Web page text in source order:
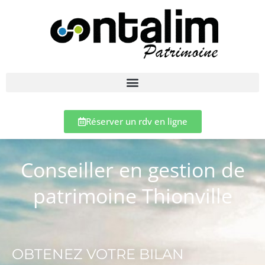
Réserver un rdv en ligne
Conseiller en gestion de
patrimoine Thionville
OBTENEZ VOTRE BILAN